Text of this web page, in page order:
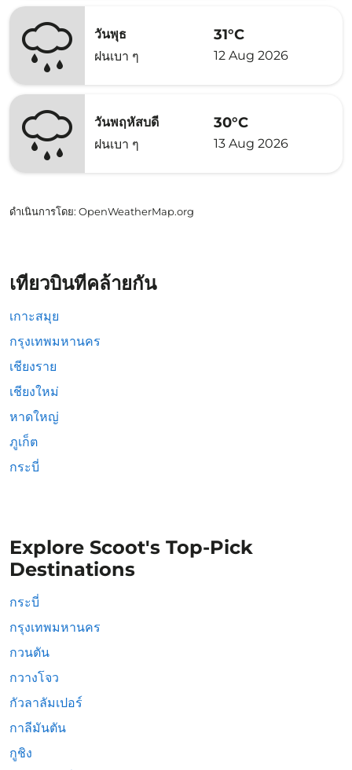
วันพุธ
ฝนเบา ๆ
31°C
12 Aug 2026
วันพฤหัสบดี
ฝนเบา ๆ
30°C
13 Aug 2026
ดำเนินการโดย: OpenWeatherMap.org
เที่ยวบินที่คล้ายกัน
เกาะสมุย
กรุงเทพมหานคร
เชียงราย
เชียงใหม่
หาดใหญ่
ภูเก็ต
กระบี่
Explore Scoot's Top-Pick
Destinations
กระบี่
กรุงเทพมหานคร
กวนตัน
กวางโจว
กัวลาลัมเปอร์
กาลีมันตัน
กูชิง